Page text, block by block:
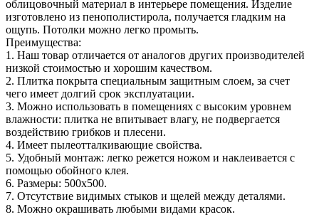
облицовочный материал в интерьере помещения. Изделие
изготовлено из пенополистирола, получается гладким на
ощупь. Потолки можно легко промыть.
Преимущества:
1. Наш товар отличается от аналогов других производителей
низкой стоимостью и хорошим качеством.
2. Плитка покрыта специальным защитным слоем, за счет
чего имеет долгий срок эксплуатации.
3. Можно использовать в помещениях с высоким уровнем
влажности: плитка не впитывает влагу, не подвергается
воздействию грибков и плесени.
4. Имеет пылеотталкивающие свойства.
5. Удобный монтаж: легко режется ножом и наклеивается с
помощью обойного клея.
6. Размеры: 500х500.
7. Отсутствие видимых стыков и щелей между деталями.
8. Можно окрашивать любыми видами красок.